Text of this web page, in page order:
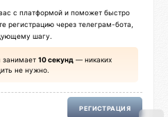
с платформой и поможет быстро
регистрацию через телеграм-бота,
шагу.
занимает 10 секунд — никаких
не нужно.
РЕГИСТРАЦИЯ